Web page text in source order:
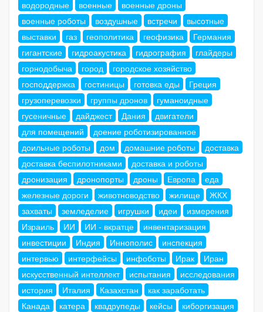
водородные
военные
военные дроны
военные роботы
воздушные встречи
высотные
выставки
газ геополитика геофизика
Германия
гигантские
гидроакустика гидрография
глайдеры
горнодобыча
город
городское хозяйство
господдержка
гостиницы готовка еды
Греция
грузоперевозки
группы дронов
гуманоидные
гусеничные
дайджест Дания
двигатели
для помещений
доение роботизированное
доильные роботы
дом домашние роботы
доставка
доставка беспилотниками
доставка и роботы
дронизация
дронопорты дроны Европа
еда
железные дороги
животноводство жилище
ЖКХ
захваты
земледелие игрушки идеи
измерения
Израиль
ИИ ИИ - вкратце
инвентаризация
инвестиции
Индия Иннополис
инспекция
интервью
интерфейсы инфоботы Ирак
Иран
искусственный интеллект
испытания
исследования
история
Италия Казахстан
как заработать
Канада
катера квадрупеды кейсы
киборгизация